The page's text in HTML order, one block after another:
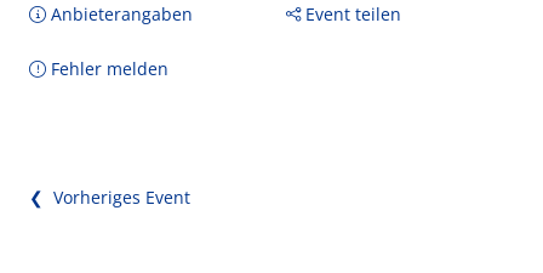
Anbieterangaben Event teilen
Fehler melden
❮ Vorheriges Event